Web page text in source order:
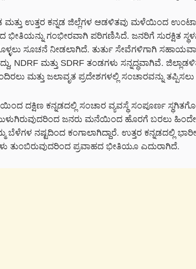
ಮತ್ತು ಉತ್ತರ ಕನ್ನಡ ಜಿಲ್ಲೆಗಳ ಆಡಳಿತವು ಮಳೆಯಿಂದ
ಭೀತಿಯನ್ನು ಗಂಭೀರವಾಗಿ ಪರಿಗಣಿಸಿದೆ. ಜನರಿಗೆ ಸುರಕ್ಷಿತ
ಸೂಚನೆ ನೀಡಲಾಗಿದೆ. ತುರ್ತು ಸೇವೆಗಳಿಗಾಗಿ
NDRF ಮತ್ತು SDRF ತಂಡಗಳು ಸನ್ನದ್ಧವಾಗಿವೆ.
ಮತ್ತು ಜಲಾವೃತ ಪ್ರದೇಶಗಳಲ್ಲಿ ಸಂಚಾರವನ್ನು
ದಕ್ಷಿಣ ಕನ್ನಡದಲ್ಲಿ ಸಂಚಾರ ವ್ಯವಸ್ಥೆ ಸಂಪೂರ್ಣ
ಜನರು ಮನೆಯಿಂದ ಹೊರಗೆ ಬರಲು ಹಿಂದೇಟು
ಬೆಳೆಗಳ ನಷ್ಟದಿಂದ ಕಂಗಾಲಾಗಿದ್ದಾರೆ. ಉತ್ತರ ಕನ್ನಡದಲ್ಲಿ
ತುಂಬಿರುವುದರಿಂದ ಪ್ರವಾಹದ ಭೀತಿಯೂ ಎದುರಾಗಿದೆ.